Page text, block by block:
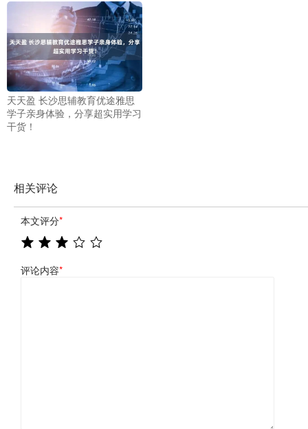
天天盈 长沙思辅教育优途雅思
学子亲身体验，分享超实用学习
干货！
相关评论
本文评分*
评论内容*